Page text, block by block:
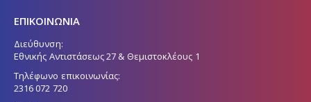
ΕΠΙΚΟΙΝΩΝΙΑ
Διεύθυνση:
Εθνικής Αντιστάσεως 27 & Θεμιστοκλέους 1
Τηλέφωνο επικοινωνίας:
2316 072 720